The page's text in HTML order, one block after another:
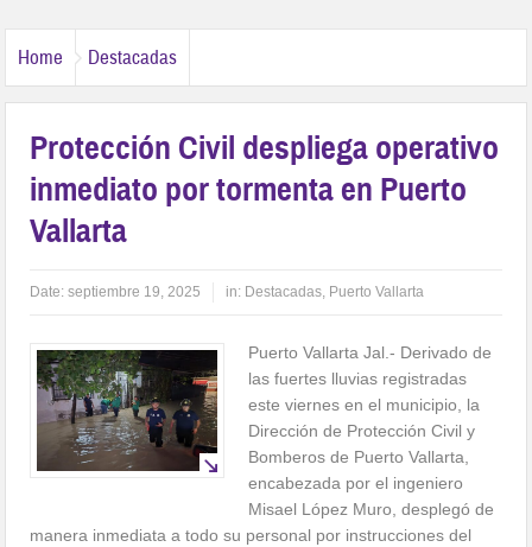
Home Destacadas
Protección Civil despliega operativo
inmediato por tormenta en Puerto
Vallarta
Date:septiembre 19, 2025 in: Destacadas, Puerto Vallarta
Puerto Vallarta Jal.- Derivado de
las fuertes lluvias registradas
este viernes en el municipio, la
Dirección de Protección Civil y
Bomberos de Puerto Vallarta,
encabezada por el ingeniero
Misael López Muro, desplegó de
manera inmediata a todo su personal por instrucciones del